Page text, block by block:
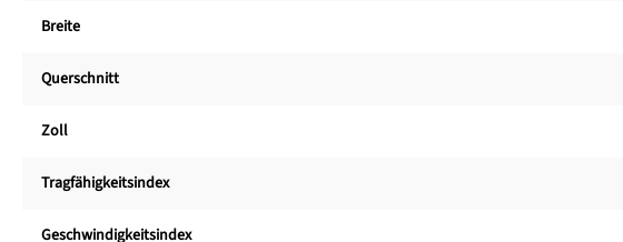
Breite
Querschnitt
Zoll
Tragfähigkeitsindex
Geschwindigkeitsindex